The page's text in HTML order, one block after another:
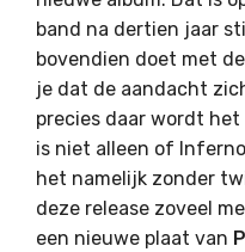
band na dertien jaar
bovendien doet met
je dat de aandacht
precies daar wordt
is niet alleen of
het namelijk zonder
deze release zoveel
een nieuwe plaat van